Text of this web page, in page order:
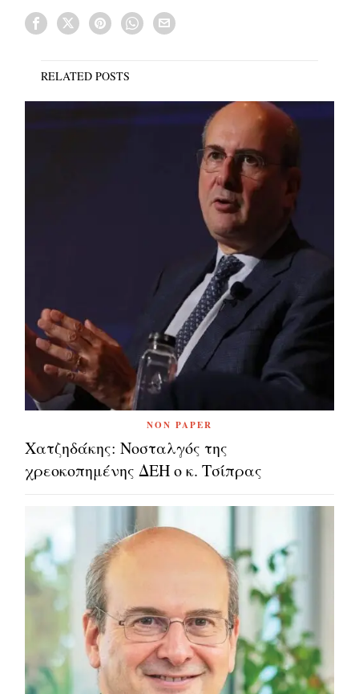
RELATED POSTS
NON PAPER
Χατζηδάκης: Νοσταλγός της
χρεοκοπημένης ΔΕΗ ο κ. Τσίπρας